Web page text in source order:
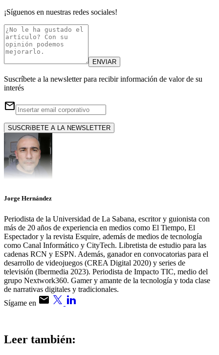
¡Síguenos en nuestras redes sociales!
ENVIAR
Suscríbete a la newsletter para recibir información de valor de su
interés
email
SUSCRíBETE A LA NEWSLETTER
Jorge Hernández
Periodista de la Universidad de La Sabana, escritor y guionista con
más de 20 años de experiencia en medios como El Tiempo, El
Espectador y la revista Esquire, además de medios de tecnología
como Canal Informático y CityTech. Libretista de estudio para las
cadenas RCN y ESPN. Además, ganador en convocatorias para el
desarrollo de videojuegos (CREA Digital 2020) y series de
televisión (Ibermedia 2023). Periodista de Impacto TIC, medio del
grupo Nextwork360. Gamer y amante de la tecnología y toda clase
de narrativas digitales y tradicionales.
Sígame en
Leer también: